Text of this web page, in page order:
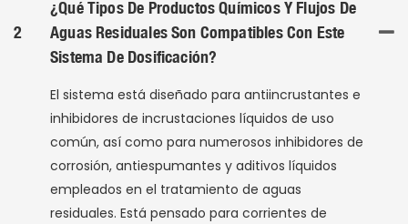
2
¿Qué Tipos De Productos Químicos Y Flujos De
Aguas Residuales Son Compatibles Con Este
Sistema De Dosificación?
El sistema está diseñado para antiincrustantes e
inhibidores de incrustaciones líquidos de uso
común, así como para numerosos inhibidores de
corrosión, antiespumantes y aditivos líquidos
empleados en el tratamiento de aguas
residuales. Está pensado para corrientes de